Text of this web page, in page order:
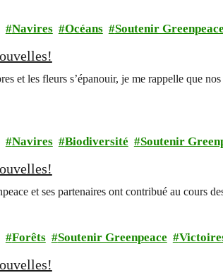
Navires Océans Soutenir Greenpeace
et les fleurs s’épanouir, je me rappelle que
Navires Biodiversité Soutenir
et ses partenaires ont contribué au cours
Forêts Soutenir Greenpeace